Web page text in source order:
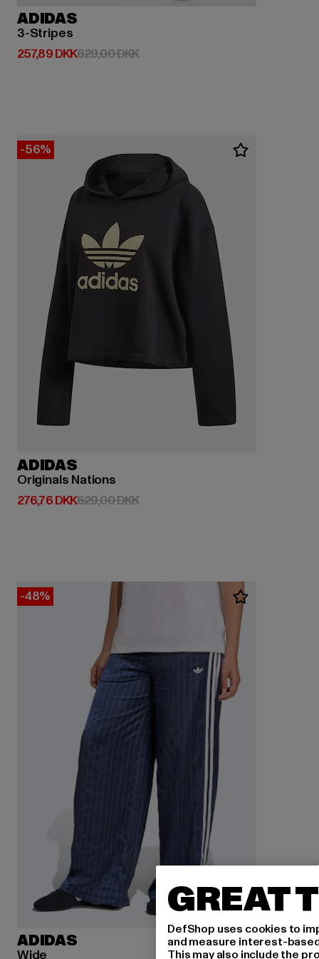
ADIDAS
3-Stripes
257,89 DKK
Nuværende pris: 257,89 DKK
629,00 DKKKampagnepris: 629,00 DKK
-56%
ADIDAS
Originals Nations
276,76 DKK
Nuværende pris: 276,76 DKK
629,00 DKKKampagnepris: 629,00 DKK
-48%
ADIDAS
Wide
GREAT
DefShop uses cookies to
and measure interest-
This may also include the